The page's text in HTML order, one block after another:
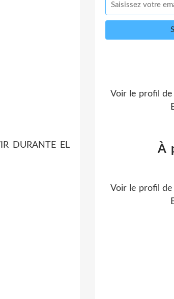
DURANTE EL
Voir le profil de
À
Voir le profil de